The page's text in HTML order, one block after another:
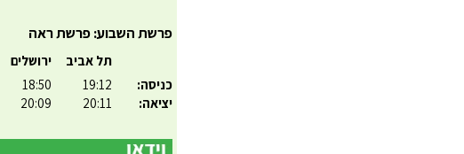
פרשת השבוע: פרשת ראה
כניסה:
יציאה:
תל אביב
19:12
20:11
ירושלים
18:50
20:09